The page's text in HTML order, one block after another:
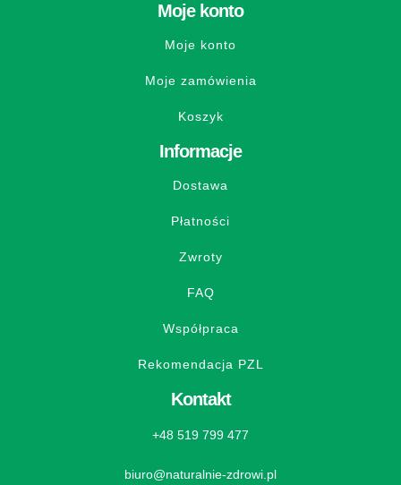
Moje konto
Moje konto
Moje zamówienia
Koszyk
Informacje
Dostawa
Płatności
Zwroty
FAQ
Współpraca
Rekomendacja PZL
Kontakt
+48 519 799 477
biuro@naturalnie-zdrowi.pl